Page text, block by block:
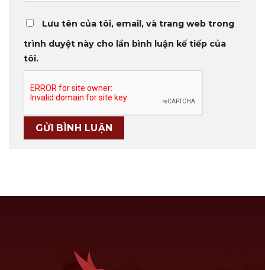
Lưu tên của tôi, email, và trang web trong
trình duyệt này cho lần bình luận kế tiếp của
tôi.